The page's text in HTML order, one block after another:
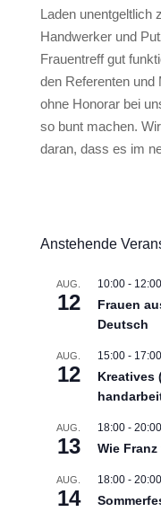
Laden unentgeltlich
Handwerker und
Frauentreff gut
den Referenten und
ohne Honorar bei
so bunt machen.
daran, dass es im
Anstehende
AUG.
12
10:00- 12:00
Frauen
Deutsch
AUG.
12
15:00- 17:00
Kreatives
AUG.
13
18:00- 20:00
Wie
AUG.
14
18:00- 20:00